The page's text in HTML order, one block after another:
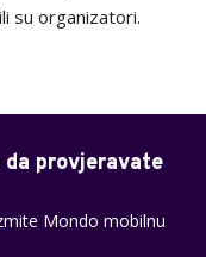
su organizatori.
provjeravate
Mondo mobilnu